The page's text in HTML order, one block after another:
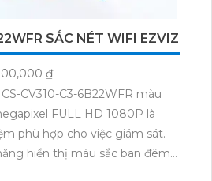
SẮC NÉT WIFI EZVIZ
₫
CV310-C3-6B22WFR màu
FULL HD 1080P là
phù hợp cho việc giám sát.
hiển thị màu sắc ban đêm